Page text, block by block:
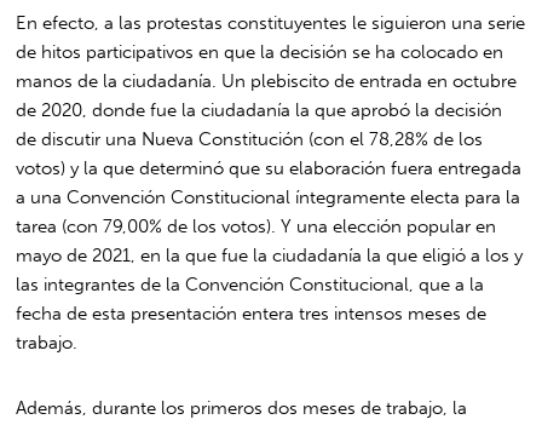
En efecto, a las protestas constituyentes le siguieron una serie
de hitos participativos en que la decisión se ha colocado en
manos de la ciudadanía. Un plebiscito de entrada en octubre
de 2020, donde fue la ciudadanía la que aprobó la decisión
de discutir una Nueva Constitución (con el 78,28% de los
votos) y la que determinó que su elaboración fuera entregada
a una Convención Constitucional íntegramente electa para la
tarea (con 79,00% de los votos). Y una elección popular en
mayo de 2021, en la que fue la ciudadanía la que eligió a los y
las integrantes de la Convención Constitucional, que a la
fecha de esta presentación entera tres intensos meses de
trabajo.
Además, durante los primeros dos meses de trabajo, la